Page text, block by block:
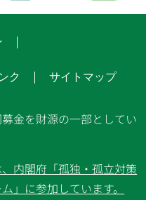
ク サイトマップ
金を財源の一部としてい
内閣府「孤独・孤立対策
」に参加しています。